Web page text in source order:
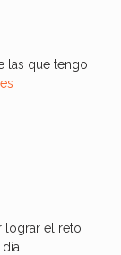
las que tengo
lograr el reto